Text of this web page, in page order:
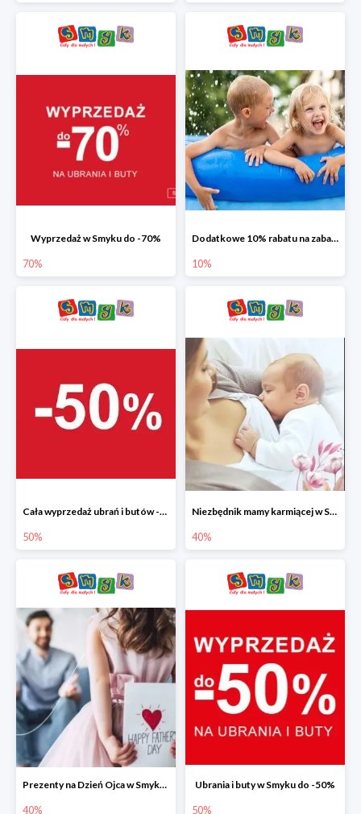
Wyprzedaż w Smyku do -70%
70%
Dodatkowe 10% rabatu na zabawki ogrodowe i baseny
10%
Cała wyprzedaż ubrań i butów -50%
50%
Niezbędnik mamy karmiącej w Smyku do -40%
40%
Prezenty na Dzień Ojca w Smyku do -40%
40%
Ubrania i buty w Smyku do -50%
50%